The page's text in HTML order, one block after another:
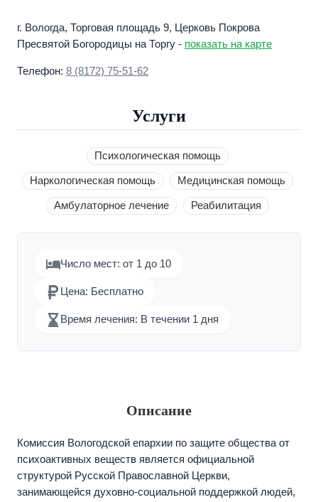
г. Вологда, Торговая площадь 9, Церковь Покрова
Пресвятой Богородицы на Торгу - показать на карте
Телефон: 8 (8172) 75-51-62
Услуги
Психологическая помощь
Наркологическая помощь Медицинская помощь
Амбулаторное лечение Реабилитация
Число мест: от 1 до 10
Цена: Бесплатно
Время лечения: В течении 1 дня
Описание
Комиссия Вологодской епархии по защите общества от
психоактивных веществ является официальной
структурой Русской Православной Церкви,
занимающейся духовно-социальной поддержкой людей,